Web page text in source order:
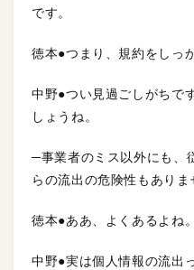
です。
徳本●つまり、規約をしっ
中野●つい見過ごしがちで
しょうね。
─事業者のミス以外にも、
らの流出の危険性もありま
徳本●ああ、よくあるよね。
中野●実は個人情報の流出